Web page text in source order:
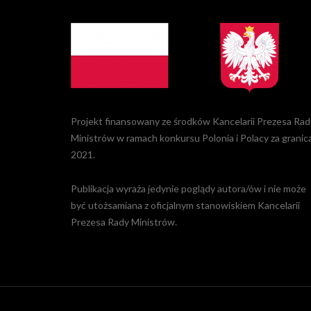
Projekt finansowany ze środków Kancelarii Prezesa
Ministrów w ramach konkursu Polonia i Polacy za
2021.
Publikacja wyraża jedynie poglądy autora/ów i nie może
być utożsamiana z oficjalnym stanowiskiem Kancelarii
Prezesa Rady Ministrów.